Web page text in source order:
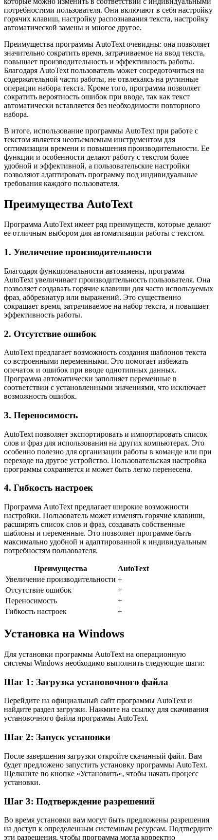
потребностями пользователя. Они включают в себя настройку
горячих клавиш, настройку распознавания текста, настройку
автоматической замены и многое другое.
Преимущества программы AutoText очевидны: она позволяет
значительно сократить время, затрачиваемое на ввод текста,
повышает производительность и эффективность работы.
Благодаря AutoText пользователь может сосредоточиться на
содержательной части работы, не отвлекаясь на рутинные
операции набора текста. Кроме того, программа позволяет
сократить вероятность ошибок при вводе, так как текст
автоматически вставляется без необходимости повторного
набора.
В итоге, использование программы AutoText при работе с
текстом является неотъемлемым инструментом для
оптимизации времени и повышения производительности. Ее
функции и особенности делают работу с текстом более
удобной и эффективной, а пользовательские настройки
позволяют адаптировать программу под индивидуальные
требования каждого пользователя.
Преимущества AutoText
Программа AutoText имеет ряд преимуществ, которые делают
ее отличным выбором для автоматизации работы с текстом.
1. Увеличение производительности
Благодаря функциональности автозамены, программа
AutoText увеличивает производительность пользователя. Она
позволяет создавать горячие клавиши для часто используемых
фраз, аббревиатур или выражений. Это существенно
сокращает время, затрачиваемое на набор текста, и повышает
эффективность работы.
2. Отсутствие ошибок
AutoText предлагает возможность создания шаблонов текста
со встроенными переменными. Это помогает избежать
опечаток и ошибок при вводе однотипных данных.
Программа автоматически заполняет переменные в
соответствии с установленными значениями, что исключает
возможность ошибок.
3. Переносимость
AutoText позволяет экспортировать и импортировать список
слов и фраз для использования на других компьютерах. Это
особенно полезно для организации работы в команде или при
переходе на другое устройство. Пользовательская настройка
программы сохраняется и может быть легко перенесена.
4. Гибкость настроек
Программа AutoText предлагает широкие возможности
настройки. Пользователь может изменять горячие клавиши,
расширять список слов и фраз, создавать собственные
шаблоны и переменные. Это позволяет программе быть
максимально удобной и адаптированной к индивидуальным
потребностям пользователя.
Преимущества
AutoText
Увеличение производительности +
Отсутствие ошибок
+
Переносимость
+
Гибкость настроек
+
Установка на Windows
Для установки программы AutoText на операционную
системы Windows необходимо выполнить следующие шаги:
Шаг 1: Загрузка установочного файла
Перейдите на официальный сайт программы AutoText и
найдите раздел загрузки. Нажмите на ссылку для скачивания
установочного файла программы AutoText.
Шаг 2: Запуск установки
После завершения загрузки откройте скачанный файл. Вам
будет предложено запустить установку программы AutoText.
Щелкните по кнопке «Установить», чтобы начать процесс
установки.
Шаг 3: Подтверждение разрешений
Во время установки вам могут быть предложены разрешения
на доступ к определенным системным ресурсам. Подтвердите
эти разрешения, чтобы программа могла корректно